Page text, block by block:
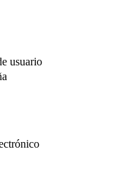
usuario